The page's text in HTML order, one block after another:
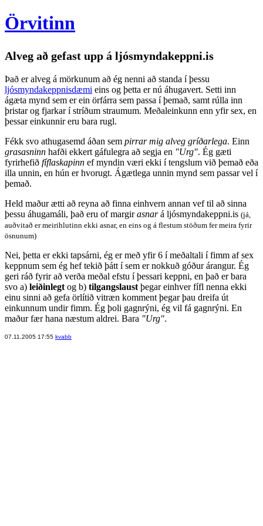
Örvitinn
Alveg að gefast upp á ljósmyndakeppni.is
Það er alveg á mörkunum að ég nenni að standa í þessu
ljósmyndakeppnisdæmi eins og þetta er nú áhugavert. Setti inn
ágæta mynd sem er ein örfárra sem passa í þemað, samt rúlla inn
þristar og fjarkar í stríðum straumum. Meðaleinkunn enn yfir sex, en
þessar einkunnir eru bara rugl.
Fékk svo athugasemd áðan sem pirrar mig alveg gríðarlega. Einn
grasasninn hafði ekkert gáfulegra að segja en "Urg". Ég gæti
fyrirhefið fíflaskapinn ef myndin væri ekki í tengslum við þemað eða
illa unnin, en hún er hvorugt. Ágætlega unnin mynd sem passar vel í
þemað.
Held maður ætti að reyna að finna einhvern annan vef til að sinna
þessu áhugamáli, það eru of margirasnará ljósmyndakeppni.is (já,
auðvitað er meirihlutinn ekki asnar, en eins og á flestum stöðum fer meira fyrir
ösnunum)
Nei, þetta er ekki tapsárni, ég er með yfir 6 í meðaltali í fimm af sex
keppnum sem ég hef tekið þátt í sem er nokkuð góður árangur. Ég
geri ráð fyrir að verða meðal efstu í þessari keppni, en það er bara
svo a) leiðinlegtog b) tilgangslaustþegar einhver fífl nenna ekki
einu sinni að gefa örlítið vitræn komment þegar þau dreifa út
einkunnum undir fimm. Ég þoli gagnrýni, ég vil fá gagnrýni. En
maður fær hana næstum aldrei. Bara "Urg".
07.11.2005 17:55 kvabb